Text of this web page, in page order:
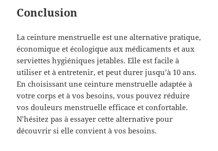
Conclusion
La ceinture menstruelle est une alternative pratique,
économique et écologique aux médicaments et aux
serviettes hygiéniques jetables. Elle est facile à
utiliser et à entretenir, et peut durer jusqu’à 10 ans.
En choisissant une ceinture menstruelle adaptée à
votre corps et à vos besoins, vous pouvez réduire
vos douleurs menstruelle efficace et confortable.
N’hésitez pas à essayer cette alternative pour
découvrir si elle convient à vos besoins.